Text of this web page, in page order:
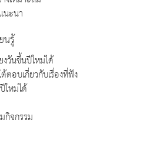
ะนา
นรู้
วันขึ้นปีใหม่ได้
อบเกี่ยวกับเรื่องที่ฟัง
ใหม่ได้
กิจกรรม